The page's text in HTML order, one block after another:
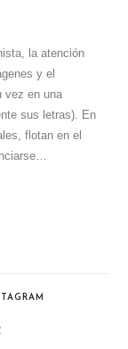
la atención
y el
vez en una
sus letras). En
flotan en el